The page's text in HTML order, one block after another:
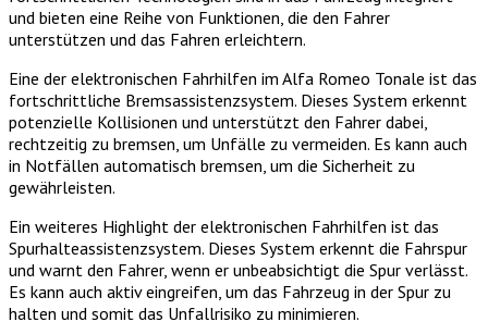
und bieten eine Reihe von Funktionen, die den Fahrer
unterstützen und das Fahren erleichtern.
Eine der elektronischen Fahrhilfen im Alfa Romeo Tonale ist das
fortschrittliche Bremsassistenzsystem. Dieses System erkennt
potenzielle Kollisionen und unterstützt den Fahrer dabei,
rechtzeitig zu bremsen, um Unfälle zu vermeiden. Es kann auch
in Notfällen automatisch bremsen, um die Sicherheit zu
gewährleisten.
Ein weiteres Highlight der elektronischen Fahrhilfen ist das
Spurhalteassistenzsystem. Dieses System erkennt die Fahrspur
und warnt den Fahrer, wenn er unbeabsichtigt die Spur verlässt.
Es kann auch aktiv eingreifen, um das Fahrzeug in der Spur zu
halten und somit das Unfallrisiko zu minimieren.